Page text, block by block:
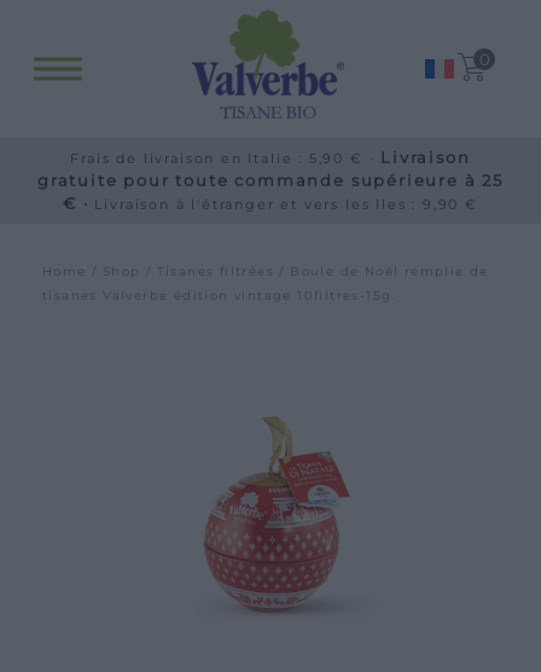
0
Frais de livraison en Italie : 5,90 € · Livraison
gratuite pour toute commande supérieure à 25
€ · Livraison à l'étranger et vers les îles : 9,90 €
Home Shop Tisanes filtrées
/ Boule de Noël remplie de
tisanes Valverbe édition vintage 10filtres-15g.